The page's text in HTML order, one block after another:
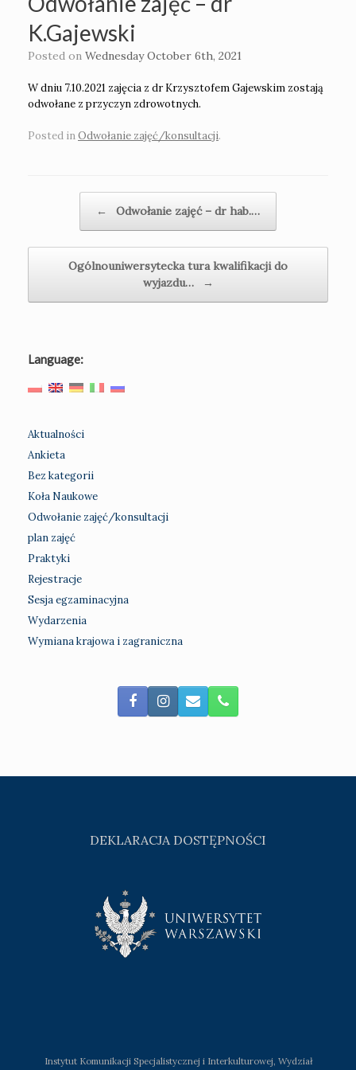
K.Gajewski
Posted on Wednesday October 6th, 2021
W dniu 7.10.2021 zajęcia z dr Krzysztofem Gajewskim zostają
odwołane z przyczyn zdrowotnych.
Posted inOdwołanie zajęć/konsultacji.
← Odwołanie zajęć – dr hab.…
Ogólnouniwersytecka tura kwalifikacji do
wyjazdu…
→
Language:
Aktualności
Ankieta
Bez kategorii
Koła Naukowe
Odwołanie zajęć/konsultacji
plan zajęć
Praktyki
Rejestracje
Sesja egzaminacyjna
Wydarzenia
Wymiana krajowa i zagraniczna
DEKLARACJA DOSTĘPNOŚCI
Instytut Komunikacji Specjalistycznej i Interkulturowej, Wydział